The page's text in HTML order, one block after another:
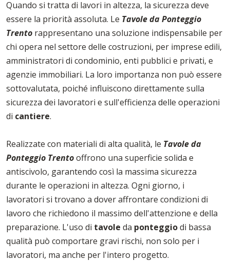
Quando si tratta di lavori in altezza, la sicurezza deve
essere la priorità assoluta. Le Tavole da Ponteggio
Trento rappresentano una soluzione indispensabile per
chi opera nel settore delle costruzioni, per imprese edili,
amministratori di condominio, enti pubblici e privati, e
agenzie immobiliari. La loro importanza non può essere
sottovalutata, poiché influiscono direttamente sulla
sicurezza dei lavoratori e sull'efficienza delle operazioni
di cantiere.
Realizzate con materiali di alta qualità, le Tavole da
Ponteggio Trentooffrono una superficie solida e
antiscivolo, garantendo così la massima sicurezza
durante le operazioni in altezza. Ogni giorno, i
lavoratori si trovano a dover affrontare condizioni di
lavoro che richiedono il massimo dell'attenzione e della
preparazione. L'uso di tavole da ponteggiodi bassa
qualità può comportare gravi rischi, non solo per i
lavoratori, ma anche per l'intero progetto.